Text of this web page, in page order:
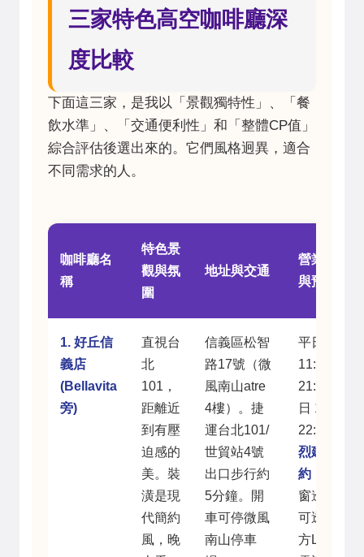
三家特色高空咖啡廳深
度比較
下面這三家，是我以「景觀獨特性」、「餐
飲水準」、「交通便利性」和「整體CP值」
綜合評估後選出來的。它們風格迥異，適合
不同需求的人。
咖啡廳名
稱
特色景
觀與氛
圍
地址與交通
營業時間
與預約
1. 好丘信
義店
(Bellavita
旁)
直視台
北
101，
距離近
到有壓
迫感的
美。裝
潢是現
代簡約
風，晚
信義區松智
路17號（微
風南山atre
4樓）。捷
運台北101/
世貿站4號
出口步行約
5分鐘。開
車可停微風
南山停車
平日
11:00–
21:30，假
日 10:30–
22:00。
烈建議預
約
窗邊位。
可透過官
方LINE或